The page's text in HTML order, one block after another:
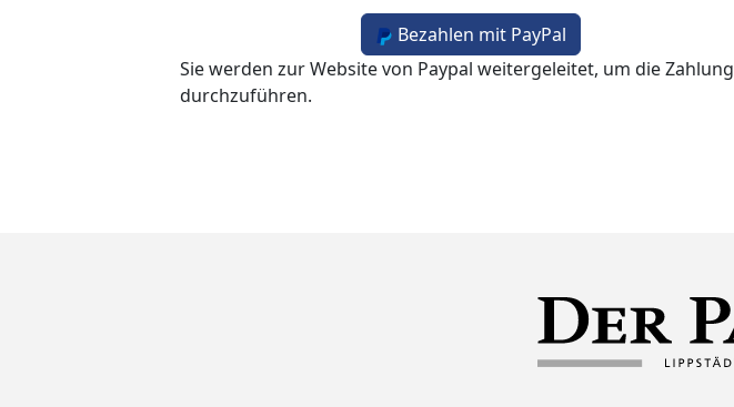
Bezahlen mit PayPal
Sie werden zur Website von Paypal weitergeleitet, um die Zahlung
durchzuführen.